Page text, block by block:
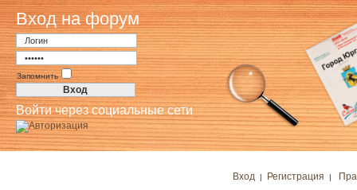
Вход на форум
Запомнить
Войти через социальные сети
Вход | Регистрация |